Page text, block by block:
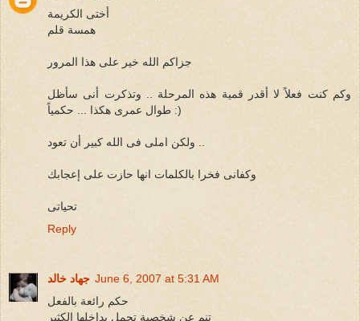
أختى الكريمة
همسة قلم
جزاكم الله خير على هذا المرور
وكم كنت فعلاً لا أقدر قمية هذه المرحلة .. وتذكرت أنى سأظل
طوال عمرى هكذا ... حكمياً :)
ولكن املى فى الله كبير أن تعود ..
وكفانى فخرا بالكلمات انها حازت على إعجابك
تحياتى
Reply
جهاد خالد June 6, 2007 at 5:31 AM
حكم رائعة بالفعل
تنم عن شخصية تحمل بداخلها الكثير